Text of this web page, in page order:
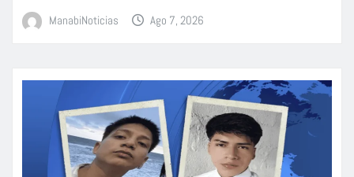
ManabiNoticias Ago 7, 2026